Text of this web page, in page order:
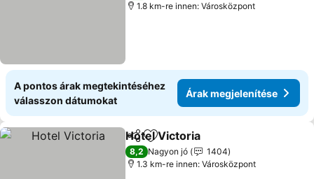
1.8 km-re innen: Városközpont
A pontos árak megtekintéséhez
válasszon dátumokat
Árak megjelenítése
Megosztás
Hozzáadás a kedvencekhez
Hotel Victoria
8,2 Nagyon jó
1404
1.3 km-re innen: Városközpont